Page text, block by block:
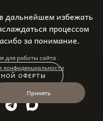
дальнейшем избежать
процессом
за понимание.
ОФЕРТЫ
для работы сайта
конфиденциальности
Принять